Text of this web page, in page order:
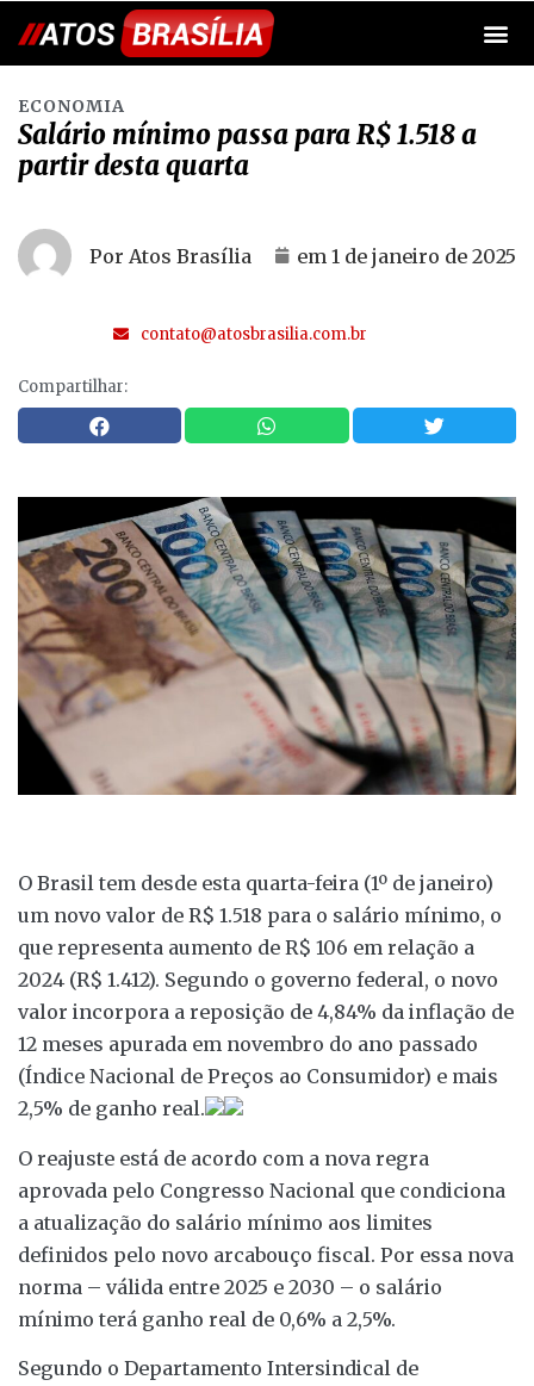
ECONOMIA
Salário mínimo passa para R$ 1.518 a
partir desta quarta
Por Atos Brasília em 1 de janeiro de 2025
contato@atosbrasilia.com.br
Compartilhar:
O Brasil tem desde esta quarta-feira (1º de janeiro)
um novo valor de R$ 1.518 para o salário mínimo, o
que representa aumento de R$ 106 em relação a
2024 (R$ 1.412). Segundo o governo federal, o novo
valor incorpora a reposição de 4,84% da inflação de
12 meses apurada em novembro do ano passado
(Índice Nacional de Preços ao Consumidor) e mais
2,5% de ganho real.
O reajuste está de acordo com a nova regra
aprovada pelo Congresso Nacional que condiciona
a atualização do salário mínimo aos limites
definidos pelo novo arcabouço fiscal. Por essa nova
norma – válida entre 2025 e 2030 – o salário
mínimo terá ganho real de 0,6% a 2,5%.
Segundo o Departamento Intersindical de